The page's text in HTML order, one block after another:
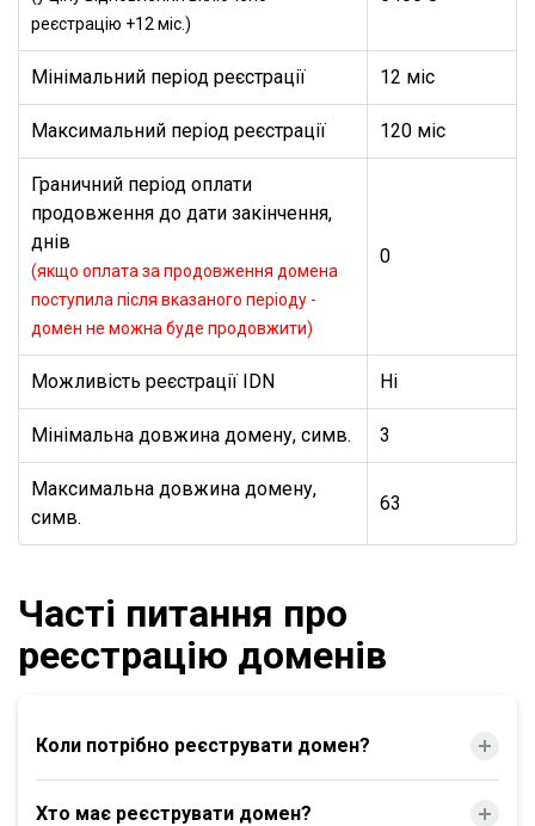
реєстрацію +12 міс.)
Мінімальний період реєстрації 12 міс
Максимальний період реєстрації 120 міс
Граничний період оплати
продовження до дати закінчення,
днів
(якщо оплата за продовження домена
поступила після вказаного періоду -
домен не можна буде продовжити)
0
Можливість реєстрації IDN Ні
Мінімальна довжина домену, симв. 3
Максимальна довжина домену,
симв.
63
Часті питання про
реєстрацію доменів
Коли потрібно реєструвати домен?
Хто має реєструвати домен?